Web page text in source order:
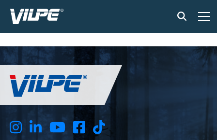
GUDRAIS JUMTS
RISINĀJUMI
UZSTĀDĪŠANA UN MATERIĀLI